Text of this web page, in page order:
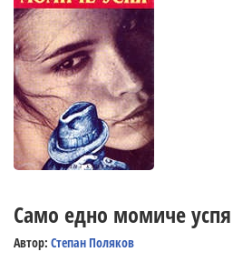
Само едно момиче успя
Автор: Степан Поляков